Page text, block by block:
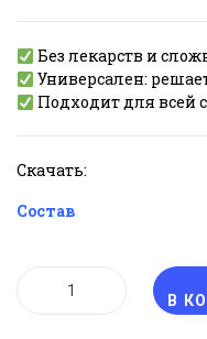
Без лекарств и
Универсален:
Подходит для всей
Скачать:
Состав
ТОВАРА
ЗДОРОВЫЙ
В